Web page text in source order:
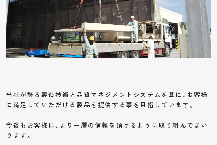
当社が誇る製造技術と品質マネジメントシステムを基に、 お客様
に満足していただける製品を提供する事を目指しています。
今後もお客様に、より一層の信頼を頂けるように取り組んでまい
ります。